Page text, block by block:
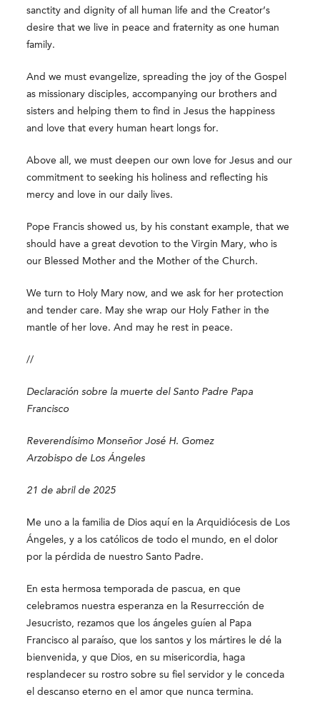
sanctity and dignity of all human life and the Creator’s
desire that we live in peace and fraternity as one human
family.
And we must evangelize, spreading the joy of the Gospel
as missionary disciples, accompanying our brothers and
sisters and helping them to find in Jesus the happiness
and love that every human heart longs for.
Above all, we must deepen our own love for Jesus and our
commitment to seeking his holiness and reflecting his
mercy and love in our daily lives.
Pope Francis showed us, by his constant example, that we
should have a great devotion to the Virgin Mary, who is
our Blessed Mother and the Mother of the Church.
We turn to Holy Mary now, and we ask for her protection
and tender care. Mayshe wrap our Holy Father in the
mantle of her love. And may he rest in peace.
//
Declaración sobre la muerte del Santo Padre Papa
Francisco
Reverendísimo Monseñor José H. Gomez
Arzobispo de Los Ángeles
21 de abril de 2025
Me uno a la familia de Dios aquí en la Arquidiócesis de Los
Ángeles, y a los católicos de todo el mundo, en el dolor
por la pérdida de nuestro Santo Padre.
En esta hermosa temporada de pascua, en que
celebramos nuestra esperanza en la Resurrección de
Jesucristo, rezamos que los ángeles guíen al Papa
Francisco al paraíso, que los santos y los mártires le dé la
bienvenida, y que Dios, en su misericordia, haga
resplandecer su rostro sobre su fiel servidor y le conceda
el descanso eterno en el amor que nunca termina.